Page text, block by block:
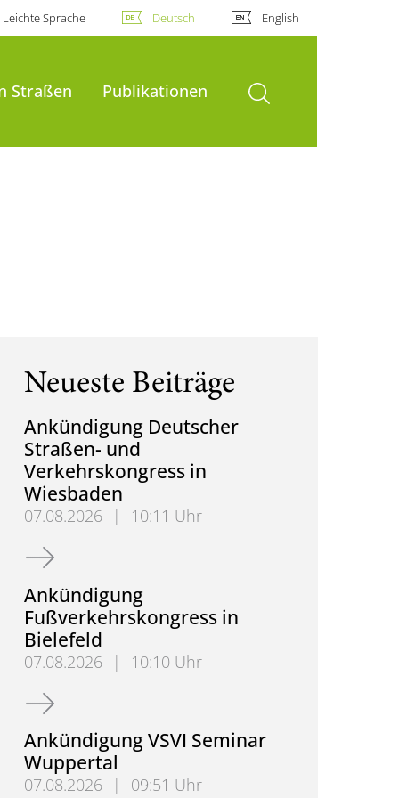
Leichte Sprache Deutsch English
Straßen Publikationen Suche öffnen
Neueste Beiträge
Ankündigung Deutscher
Straßen- und
Verkehrskongress in
Wiesbaden
07.08.2026 |
10:11 Uhr
Ankündigung Deutscher Straßen- und
Ankündigung
Fußverkehrskongress in
Bielefeld
07.08.2026 |
10:10 Uhr
Ankündigung Fußverkehrskongress in Bielefeld
Ankündigung VSVI Seminar
Wuppertal
07.08.2026 |
09:51 Uhr